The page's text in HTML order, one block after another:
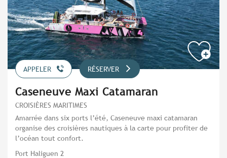
APPELER RÉSERVER
Caseneuve Maxi Catamaran
CROISIÈRES MARITIMES
Amarrée dans six ports l’été, Caseneuve maxi catamaran
organise des croisières nautiques à la carte pour profiter de
l’océan tout confort.
Port Haliguen 2